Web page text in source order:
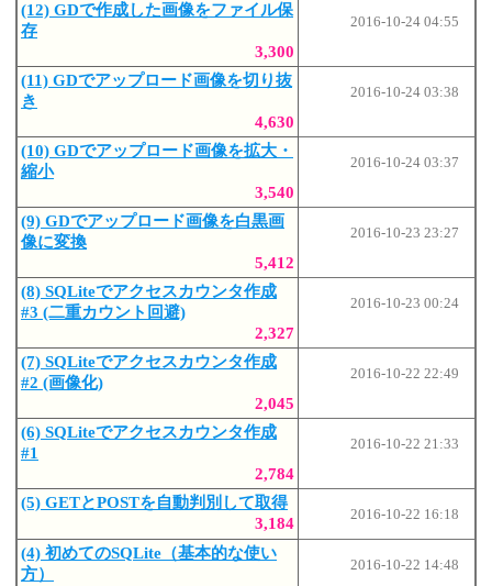
(12) GDで作成した画像をファイル保
存
3,300
2016-10-24 04:55
(11) GDでアップロード画像を切り抜
き
4,630
2016-10-24 03:38
(10) GDでアップロード画像を拡大・
縮小
3,540
2016-10-24 03:37
(9) GDでアップロード画像を白黒画
像に変換
5,412
2016-10-23 23:27
(8) SQLiteでアクセスカウンタ作成
#3 (二重カウント回避)
2,327
2016-10-23 00:24
(7) SQLiteでアクセスカウンタ作成
#2 (画像化)
2,045
2016-10-22 22:49
(6) SQLiteでアクセスカウンタ作成
#1
2,784
2016-10-22 21:33
(5) GETとPOSTを自動判別して取得
3,184
2016-10-22 16:18
(4) 初めてのSQLite（基本的な使い
方）
2016-10-22 14:48